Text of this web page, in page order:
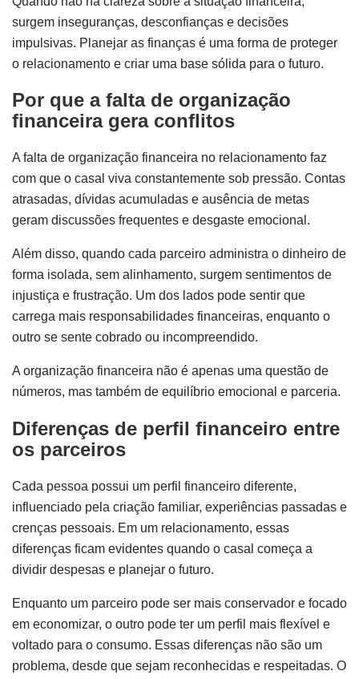
surgem inseguranças, desconfianças e decisões
impulsivas. Planejar as finanças é uma forma de proteger
o relacionamento e criar uma base sólida para o futuro.
Por que a falta de organização
financeira gera conflitos
A falta de organização financeira no relacionamento faz
com que o casal viva constantemente sob pressão. Contas
atrasadas, dívidas acumuladas e ausência de metas
geram discussões frequentes e desgaste emocional.
Além disso, quando cada parceiro administra o dinheiro de
forma isolada, sem alinhamento, surgem sentimentos de
injustiça e frustração. Um dos lados pode sentir que
carrega mais responsabilidades financeiras, enquanto o
outro se sente cobrado ou incompreendido.
A organização financeira não é apenas uma questão de
números, mas também de equilíbrio emocional e parceria.
Diferenças de perfil financeiro entre
os parceiros
Cada pessoa possui um perfil financeiro diferente,
influenciado pela criação familiar, experiências passadas e
crenças pessoais. Em um relacionamento, essas
diferenças ficam evidentes quando o casal começa a
dividir despesas e planejar o futuro.
Enquanto um parceiro pode ser mais conservador e focado
em economizar, o outro pode ter um perfil mais flexível e
voltado para o consumo. Essas diferenças não são um
problema, desde que sejam reconhecidas e respeitadas. O